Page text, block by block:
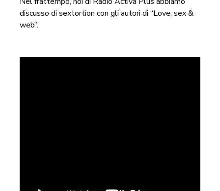
discusso di sextortion con gli autori di “Love, sex &
web”.